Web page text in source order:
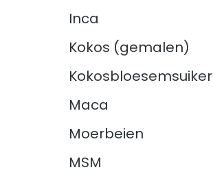
Inca
Kokos (gemalen)
Kokosbloesemsuiker
Maca
Moerbeien
MSM